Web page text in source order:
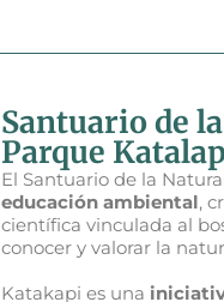
Santuario de
Parque
El Santuario de la
educación ambiental,
científica vinculada al
conocer y valorar la
Katakapi es una